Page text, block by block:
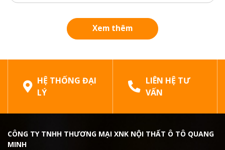
hãng” và “hàng giả, hàng nhái”...
Xem thêm
HỆ THỐNG ĐẠI
LÝ
LIÊN HỆ TƯ
VẤN
CÔNG TY TNHH THƯƠNG MẠI XNK NỘI THẤT Ô TÔ QUANG
MINH